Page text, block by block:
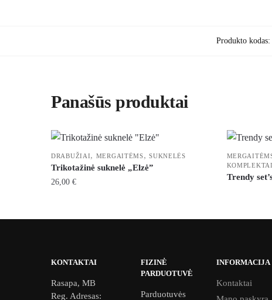
Produkto kodas:
Panašūs produktai
DRABUŽIAI, MERGAITĖMS,SUKNELĖS
Trikotažinė suknelė „Elzė”
26,00€
product
variants.
options
KOMPLEKTAI
Trendy
KONTAKTAI
Rasapa, MB
Reg. Adresas:
FIZINĖ
PARDUOTUVĖ
Parduotuvės
INFORMACIJA
Kontaktai